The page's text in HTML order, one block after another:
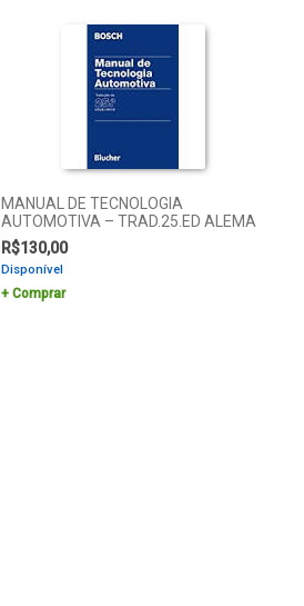
MANUAL DE TECNOLOGIA
AUTOMOTIVA – TRAD.25.ED ALEMA
R$130,00
Disponível
Comprar